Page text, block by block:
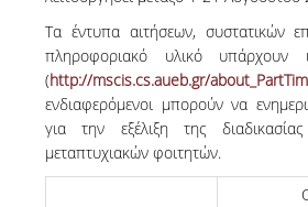
Τα έντυπα αιτήσεων, συστατικών
πληροφοριακό υλικό υπάρχουν
(http://mscis.cs.aueb.gr/
ενδιαφερόμενοι μπορούν να
για την εξέλιξη της
μεταπτυχιακών φοιτητών.